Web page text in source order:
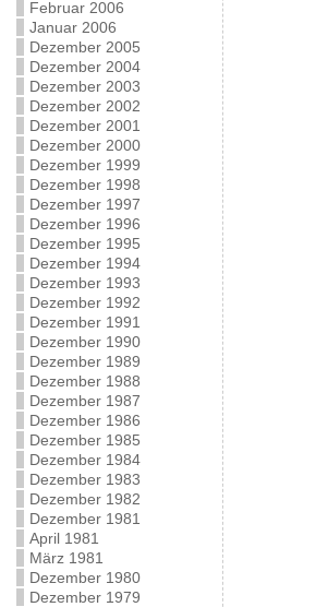
Februar 2006
Januar 2006
Dezember 2005
Dezember 2004
Dezember 2003
Dezember 2002
Dezember 2001
Dezember 2000
Dezember 1999
Dezember 1998
Dezember 1997
Dezember 1996
Dezember 1995
Dezember 1994
Dezember 1993
Dezember 1992
Dezember 1991
Dezember 1990
Dezember 1989
Dezember 1988
Dezember 1987
Dezember 1986
Dezember 1985
Dezember 1984
Dezember 1983
Dezember 1982
Dezember 1981
April 1981
März 1981
Dezember 1980
Dezember 1979